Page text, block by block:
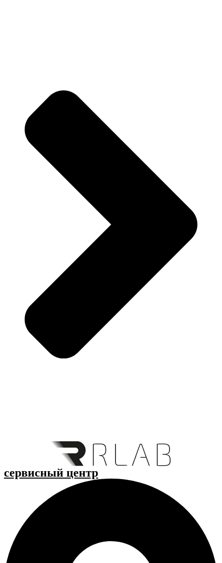
cервисный центр